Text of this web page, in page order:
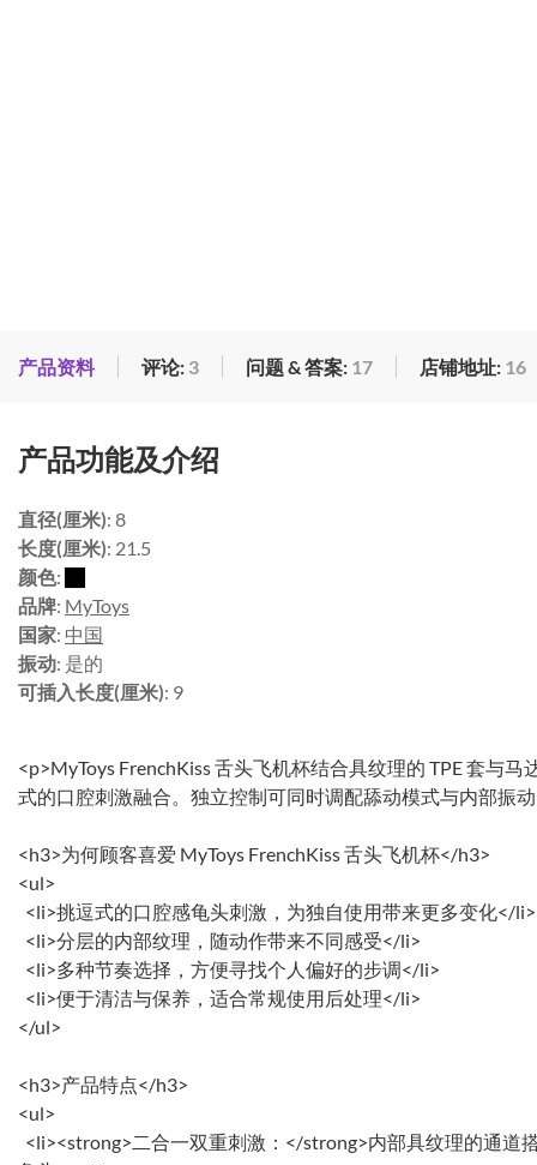
产品资料 评论: 3 问题 & 答案: 17 店铺地址: 16
产品功能及介绍
直径(厘米): 8
长度(厘米): 21.5
颜色:
品牌: MyToys
国家: 中国
振动: 是的
可插入长度(厘米): 9
<p>MyToys FrenchKiss 舌头飞机杯结合具纹理的 TPE 套与
式的口腔刺激融合。独立控制可同时调配舔动模式与内部振
<h3>为何顾客喜爱 MyToys FrenchKiss 舌头飞机杯</h3>
<ul>
<li>挑逗式的口腔感龟头刺激，为独自使用带来更多变化</li>
<li>分层的内部纹理，随动作带来不同感受</li>
<li>多种节奏选择，方便寻找个人偏好的步调</li>
<li>便于清洁与保养，适合常规使用后处理</li>
</ul>
<h3>产品特点</h3>
<ul>
<li><strong>二合一双重刺激：</strong>内部具纹理的通道